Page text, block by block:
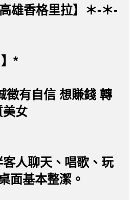
雄香格里拉】＊-＊-
*
徵有自信 想賺錢 轉
美女
人聊天、唱歌、玩
面基本整潔。